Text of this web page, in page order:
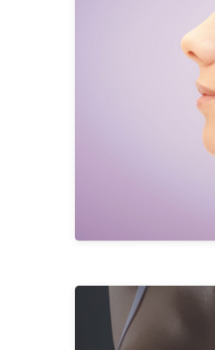
Türkiye’de
Türkiye’de
Rinoplastide
Türkiye'de Meme
Türkiye'de